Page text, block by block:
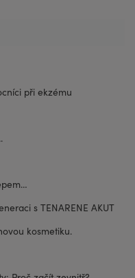
při ekzému
s TENARENE AKUT
kosmetiku.